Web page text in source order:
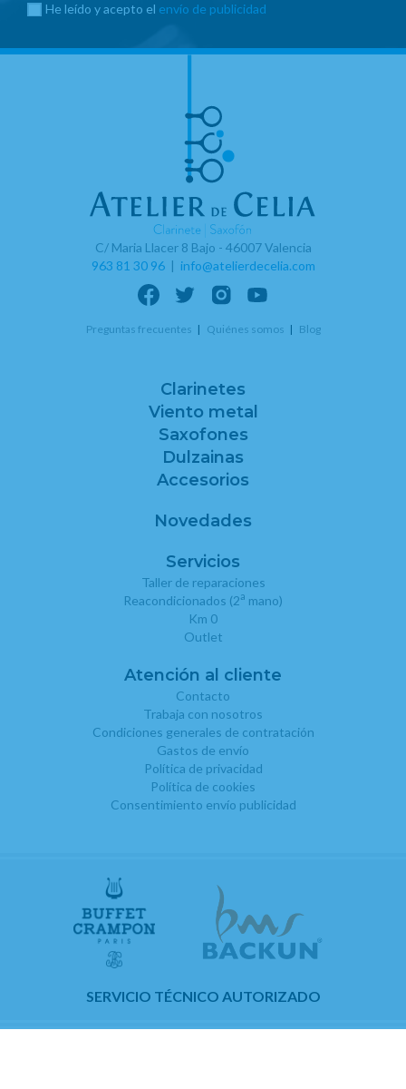
He leído y acepto el envío de publicidad
C/ Maria Llacer 8 Bajo - 46007 Valencia
963 81 30 96| info@atelierdecelia.com
Preguntas frecuentes Quiénes somos Blog
Clarinetes
Viento metal
Saxofones
Dulzainas
Accesorios
Novedades
Servicios
Taller de reparaciones
Reacondicionados (2a mano)
Km 0
Outlet
Atención al cliente
Contacto
Trabaja con nosotros
Condiciones generales de contratación
Gastos de envío
Política de privacidad
Política de cookies
Consentimiento envío publicidad
SERVICIO TÉCNICO AUTORIZADO